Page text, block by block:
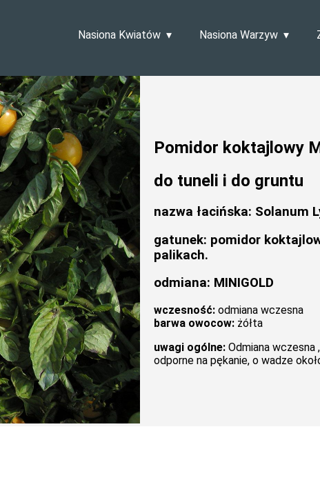
Nasiona Kwiatów Nasiona Warzyw
Pomidor koktajlowy
do tuneli i do gruntu
nazwa łacińska: Solanum
gatunek: pomidor
palikach.
odmiana: MINIGOLD
wczesność: odmiana wczesna
barwa owocow: żółta
uwagi ogólne: Odmiana wczesna
odporne na pękanie, o wadze